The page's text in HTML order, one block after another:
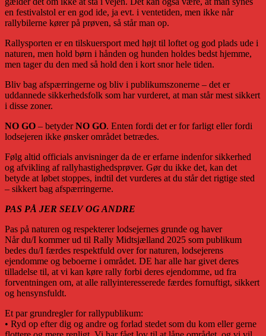
en festivalstol er en god ide, ja evt. i ventetiden, men ikke når
rallybilerne kører på prøven, så står man op.
Rallysporten er en tilskuersport med højt til loftet og god plads ude i
naturen, men hold børn i hånden og hunden holdes bedst hjemme,
men tager du den med så hold den i kort snor hele tiden.
Bliv bag afspærringerne og bliv i publikumszonerne – det er
uddannede sikkerhedsfolk som har vurderet, at man står mest sikkert
i disse zoner.
NO GO – betyderNO GO. Enten fordi det er for farligt eller fordi
lodsejeren ikke ønsker området betrædes.
Følg altid officials anvisninger da de er erfarne indenfor sikkerhed
og afvikling af rallyhastighedsprøver. Gør du ikke det, kan det
betyde at løbet stoppes, indtil det vurderes at du står det rigtige sted
– sikkert bag afspærringerne.
PAS PÅ JER SELV OG ANDRE
Pas på naturen og respekterer lodsejernes grunde og haver
Når du/I kommer ud til Rally Midtsjælland 2025 som publikum
bedes du/I færdes respektfuld over for naturen, lodsejerens
ejendomme og beboerne i området. DE har alle har givet deres
tilladelse til, at vi kan køre rally forbi deres ejendomme, ud fra
forventningen om, at alle rallyinteresserede færdes fornuftigt, sikkert
og hensynsfuldt.
Et par grundregler for rallypublikum:
• Ryd op efter dig og andre og forlad stedet som du kom eller gerne